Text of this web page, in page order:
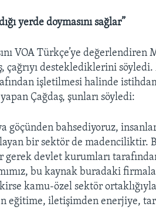
yerde doymasını sağlar”
VOA Türkçe’ye
çağrıyı desteklediklerini
işletilmesi halinde
Çağdaş, şunları söyledi:
göçünden bahsediyoruz,
bir sektör de madenciliktir.
gerek devlet kurumları
bu kaynak buradaki
kamu-özel sektör
eğitime, iletişimden enerjiye,